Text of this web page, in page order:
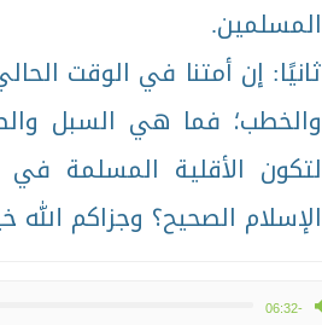
المسلمين.
ثانيًا: إن أمتنا في الوقت
والخطب؛ فما هي السبل
لتكون الأقلية المسلمة في
الإسلام الصحيح؟ وجزاكم الله
-06:32
max volume